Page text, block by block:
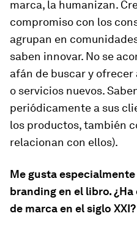
marca, la humanizan.
compromiso con los
agrupan en
saben innovar. No se
afán de buscar y
o servicios nuevos.
periódicamente a sus
los productos, también
relacionan con ellos).
Me gusta
branding en el libro.
de marca en el siglo XXI?